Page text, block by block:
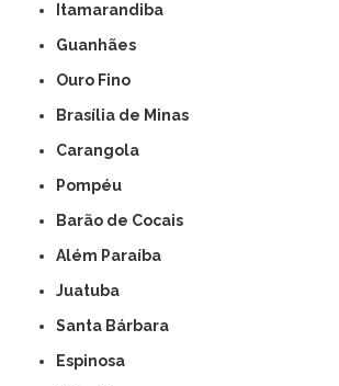
Itamarandiba
Guanhães
Ouro Fino
Brasília de Minas
Carangola
Pompéu
Barão de Cocais
Além Paraíba
Juatuba
Santa Bárbara
Espinosa